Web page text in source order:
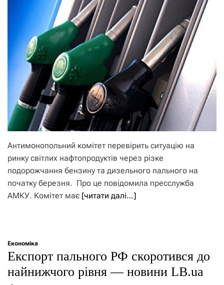
Антимонопольний комітет перевірить ситуацію на
ринку світлих нафтопродуктів через різке
подорожчання бензину та дизельного пального на
початку березня. Про це повідомила пресслужба
АМКУ. Комітет має [читати далі…]
Економіка
Експорт пального РФ скоротився до
найнижчого рівня — новини LB.ua